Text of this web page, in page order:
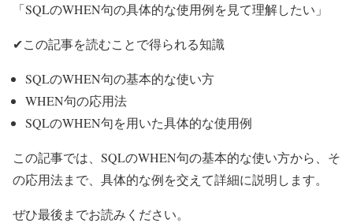
「SQLのWHEN句の具体的な使用例を見て理解したい」
✔この記事を読むことで得られる知識
SQLのWHEN句の基本的な使い方
WHEN句の応用法
SQLのWHEN句を用いた具体的な使用例
この記事では、SQLのWHEN句の基本的な使い方から、そ
の応用法まで、具体的な例を交えて詳細に説明します。
ぜひ最後までお読みください。